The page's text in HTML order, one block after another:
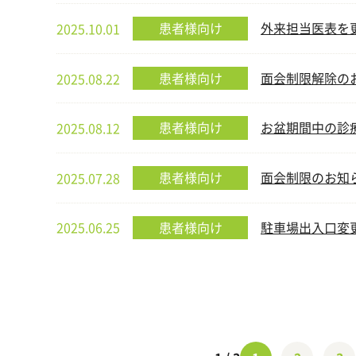
外来担当医表を
2025.10.01 患者様向け
面会制限解除
2025.08.22 患者様向け
お盆期間中の診
2025.08.12 患者様向け
面会制限のお知
2025.07.28 患者様向け
駐車場出入口変
2025.06.25 患者様向け